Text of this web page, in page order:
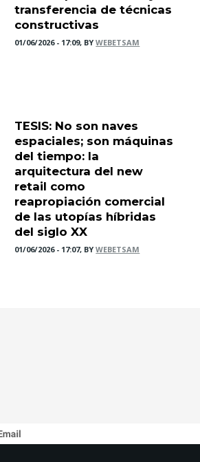
transferencia de técnicas
constructivas
01/06/2026 - 17:09, BYWEBETSAM
TESIS: No son naves
espaciales; son máquinas
del tiempo: la
arquitectura del new
retail como
reapropiación comercial
de las utopías híbridas
del siglo XX
01/06/2026 - 17:07, BYWEBETSAM